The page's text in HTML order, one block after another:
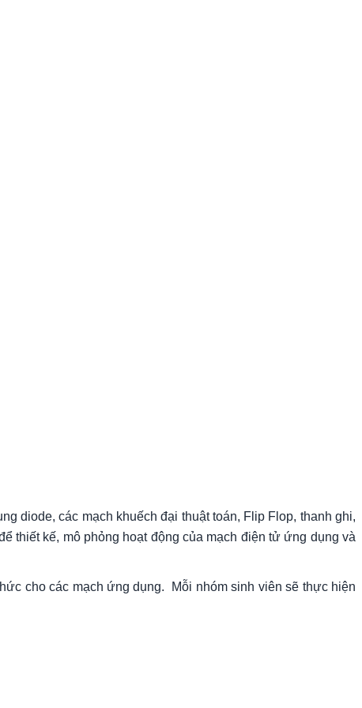
diode, các mạch khuếch đại thuật toán, Flip Flop, thanh ghi,
thiết kế, mô phỏng hoạt động của mạch điện tử ứng dụng và
cho các mạch ứng dụng. Mỗi nhóm sinh viên sẽ thực hiện